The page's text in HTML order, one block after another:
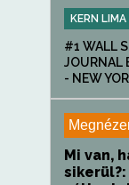
KERN
#1 WALL
JOURNAL
- NEW
Mi van,
sikerül?: